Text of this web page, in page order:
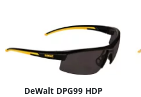
DeWalt DPG99 HDP